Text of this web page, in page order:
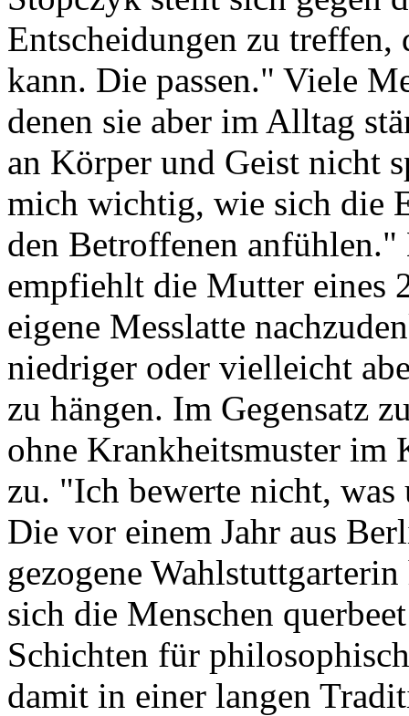
Entscheidungen zu treffen,
kann. Die passen." Viele
denen sie aber im Alltag
an Körper und Geist nicht
mich wichtig, wie sich die
den Betroffenen
empfiehlt die Mutter eines
eigene Messlatte
niedriger oder vielleicht
zu hängen. Im Gegensatz
ohne Krankheitsmuster im
zu. "Ich bewerte nicht,
Die vor einem Jahr aus
gezogene
sich die Menschen
Schichten für
damit in einer langen